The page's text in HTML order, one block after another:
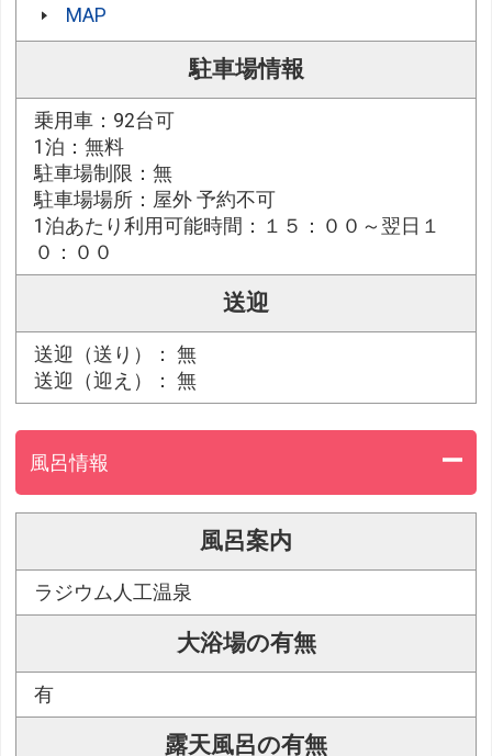
MAP
駐車場情報
乗用車：92台可
1泊：無料
駐車場制限：無
駐車場場所：屋外 予約不可
1泊あたり利用可能時間：１５：００～翌日１
０：００
送迎
送迎（送り）： 無
送迎（迎え）： 無
風呂情報
風呂案内
ラジウム人工温泉
大浴場の有無
有
露天風呂の有無